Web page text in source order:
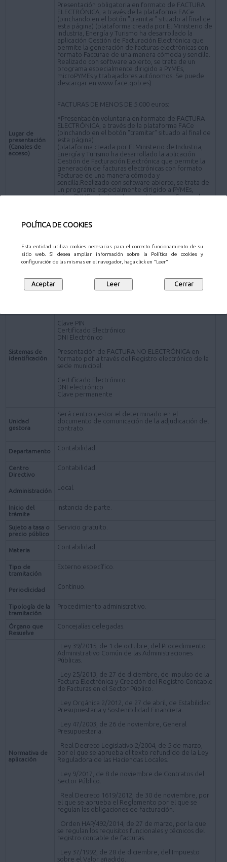
POLÍTICA DE COOKIES
Esta entidad utiliza cookies necesarias para el correcto funcionamiento de su
sitio web. Si desea ampliar información sobre la Política de cookies y
configuración de las mismas en el navegador, haga click en "Leer"
Lugar de
presentación
(Canales de
acceso)
Presentación obligatoria en formato de FACTURA
ELECTRÓNICA, a través de la plataforma FACe
(pinchando en el botón "tramitar" situado al final de
esta página) (plataforma creada por El Ministerio de
Industria, Energía y Turismo ha desarrollado la
aplicación Gestión de Facturación Electrónica que
permite la generación de facturas electrónicas con
formato Facturae de una manera cómoda y sencilla.
Realizado con software abierto, se trata de un
programa especialmente dirigido a PYMEs,
microPYMEs y trabajadores autónomos. Se puede
descargar en www.face.gob.es)
FACTURAS DE MENOS DE 5.000 euros:
*Presentación voluntaria en formato de FACTURA
ELECTRÓNICA, a través de la plataforma FACe
(pinchando en el botón "tramitar" situado al final de
esta página)
(plataforma creada por El Ministerio de Industria,
Energía y Turismo ha desarrollado la aplicación
Gestión de Facturación Electrónica que permite la
generación de facturas electrónicas con formato
Facturae de una manera cómoda y
sencilla.Realizado con software abierto, se trata de
un programa especialmente dirigido a PYMEs,
microPYMEs y trabajadores autónomos. Se puede
siguientes canales distintos de la plataforma FACe:
Oficinas de Atención al Ciudadano.
Online - Sujetos obligados a relacionarse
Ayuntamiento de Pozuelo de Alarcón (a través de la
Solicitud de carácter General
Sistemas de
identificación
Clave PIN
Certificado Electrónico
DNI Electrónico
Presentación de FACTURA NO ELECTRÓNICA en
formato pdf a través del Registro electrónico de la
sede municipal:
Certificado Electrónico
DNI electrónico
Clave permanente
Unidad
gestora
Será centro gestor el determinado en el
documento de comunicación de la adjudicación del
contrato.
Departamento Contabilidad.
Centro
Directivo
Contabilidad.
Administración Local.
Inicio del
trámite
Instancia de parte.
Sujeto a tasa o
precio público
Servicio gratuito.
Materia Contabilidad.
Tipo de
tramitación
Externo específico.
Periodicidad Continuo.
Tipología de la
tramitación
Procedimiento administrativo.
Órgano que
Resuelve
Concejalías delegadas.
Normativa de
aplicación
· Ley 39/2015, de 1 de octubre, del Procedimiento
Administrativo Común de las Administraciones
Públicas.
· Ley 25/2013, de 27 de diciembre, de Impulso de la
Factura Electrónica y Creación del Registro Contable
de Facturas en el Sector Público.
· Ley Orgánica 2/2012, de 27 de abril, de Estabilidad
Presupuestaria y Sostenibilidad Financiera.
· Ley 47/2003, de 26 de noviembre, General
Presupuestaria.
· Real Decreto Legislativo 2/2004, de 5 de marzo,
por el que se aprueba el texto refundido de la Ley
Reguladora de las Haciendas Locales.
· Ley 9/2017, de 8 de noviembre de Contratos del
Sector Público.
· Real Decreto 1619/2012, de 30 de noviembre, por
el que se aprueba el Reglamento por el que se
regulan las obligaciones de facturación.
· Orden HAP/492/2014, de 27 de marzo, por la que
se regulan los requisitos funcionales y técnicos del
registro contable de facturas.
· Ley 37/1992, de 28 de diciembre, del Impuesto
sobre el Valor añadido.